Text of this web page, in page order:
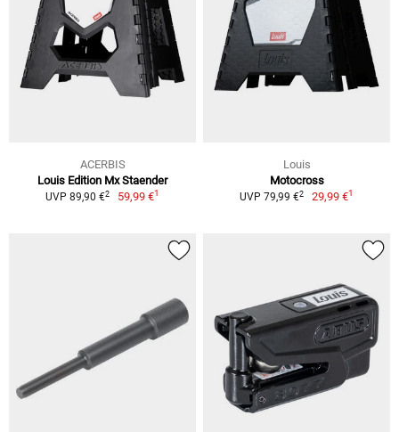
ACERBIS
Louis Edition Mx Staender
UVP 89,90 €2 59,99 €1
Louis
Motocross
UVP 79,99 €2 29,99 €1